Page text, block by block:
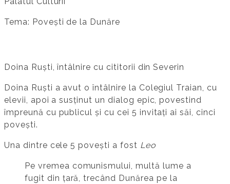
Tema: Povești de la Dunăre
Doina Ruști, întâlnire cu cititorii din Severin
Doina Ruști a avut o întâlnire la Colegiul Traian, cu
elevii, apoi a susținut un dialog epic, povestind
împreună cu publicul și cu cei 5 invitați ai săi, cinci
povești.
Una dintre cele 5 povești a fost Leo
Pe vremea comunismului, multă lume a
fugit din țară, trecând Dunărea pe la